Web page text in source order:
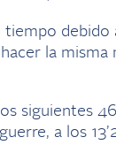
la
siguientes
a los